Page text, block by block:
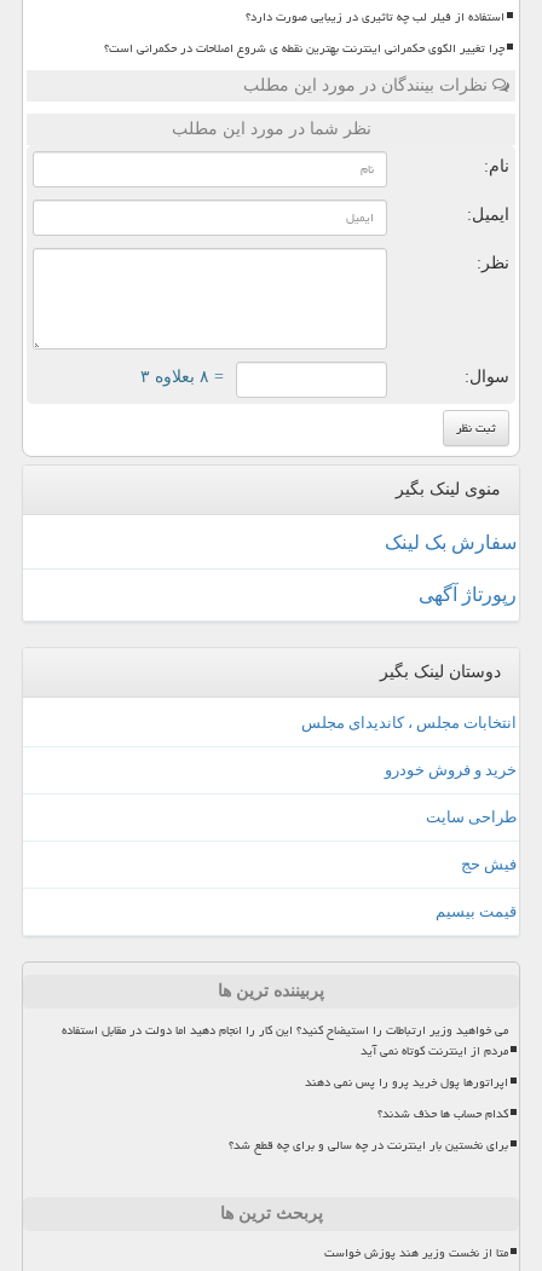
استفاده از فیلر لب چه تاثیری در زیبایی صورت دارد؟
چرا تغییر الگوی حکمرانی اینترنت بهترین نقطه ی شروع اصلاحات در حکمرانی است؟
نظرات بینندگان در مورد این مطلب
نظر شما در مورد این مطلب
نام:
ایمیل:
نظر:
سوال: = ۸ بعلاوه ۳
منوی لینک بگیر
سفارش بک لینک
رپورتاژ آگهی
دوستان لینک بگیر
انتخابات مجلس ، کاندیدای مجلس
خرید و فروش خودرو
طراحی سایت
فیش حج
قیمت بیسیم
پربیننده ترین ها
می خواهید وزیر ارتباطات را استیضاح کنید؟ این کار را انجام دهید اما دولت در مقابل استفاده
مردم از اینترنت کوتاه نمی آید
اپراتورها پول خرید پرو را پس نمی دهند
کدام حساب ها حذف شدند؟
برای نخستین بار اینترنت در چه سالی و برای چه قطع شد؟
پربحث ترین ها
متا از نخست وزیر هند پوزش خواست